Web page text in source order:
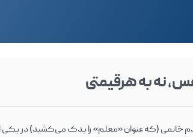
نه به هرقیمتی
خانمی (که عنوان «معلم» را یدک می‌کشید) در